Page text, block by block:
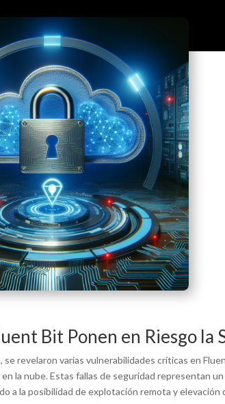
Bit Ponen en Riesgo la
revelaron varias vulnerabilidades críticas en
la nube. Estas fallas de seguridad representan
a la posibilidad de explotación remota y elevación